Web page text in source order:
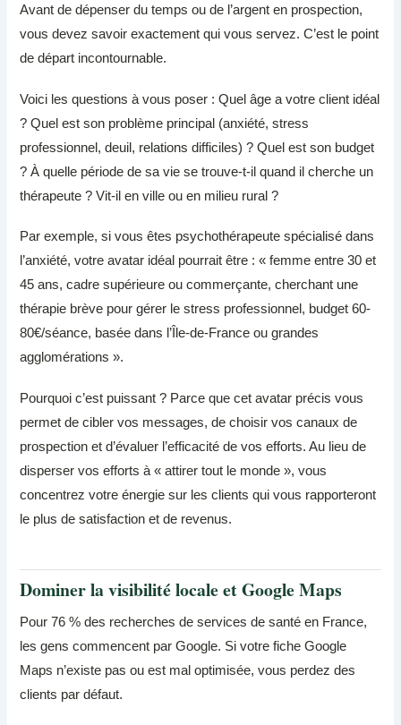
Avant de dépenser du temps ou de l’argent en prospection,
vous devez savoir exactement qui vous servez. C’est le point
de départ incontournable.
Voici les questions à vous poser : Quel âge a votre client idéal
? Quel est son problème principal (anxiété, stress
professionnel, deuil, relations difficiles) ? Quel est son budget
? À quelle période de sa vie se trouve-t-il quand il cherche un
thérapeute ? Vit-il en ville ou en milieu rural ?
Par exemple, si vous êtes psychothérapeute spécialisé dans
l’anxiété, votre avatar idéal pourrait être : « femme entre 30 et
45 ans, cadre supérieure ou commerçante, cherchant une
thérapie brève pour gérer le stress professionnel, budget 60-
80€/séance, basée dans l’Île-de-France ou grandes
agglomérations ».
Pourquoi c’est puissant ? Parce que cet avatar précis vous
permet de cibler vos messages, de choisir vos canaux de
prospection et d’évaluer l’efficacité de vos efforts. Au lieu de
disperser vos efforts à « attirer tout le monde », vous
concentrez votre énergie sur les clients qui vous rapporteront
le plus de satisfaction et de revenus.
Dominer la visibilité locale et Google Maps
Pour 76 % des recherches de services de santé en France,
les gens commencent par Google. Si votre fiche Google
Maps n’existe pas ou est mal optimisée, vous perdez des
clients par défaut.